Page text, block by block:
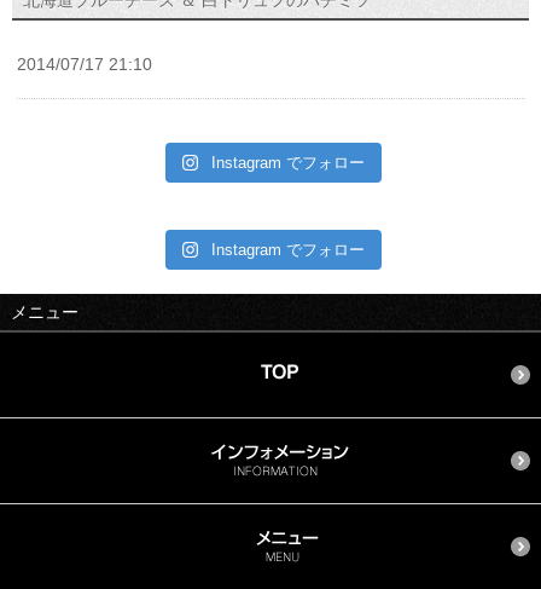
2014/07/17 21:10
Instagram でフォロー
Instagram でフォロー
メニュー